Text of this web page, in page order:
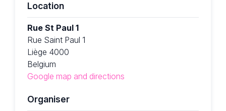
Location
Rue St Paul 1
Rue Saint Paul 1
Liège 4000
Belgium
Google map and directions
Organiser